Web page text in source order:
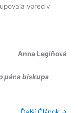
vpred v
Anna Legíňová
pána biskupa
Ďalší Článok →